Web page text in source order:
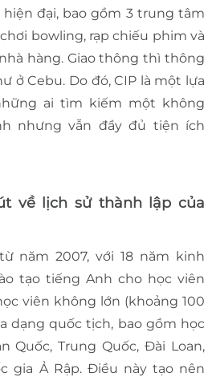
đại, bao gồm 3 trung tâm
bowling, rạp chiếu phim và
hàng. Giao thông thì thông
ở Cebu. Do đó, CIP là một lựa
ai tìm kiếm một không
nhưng vẫn đầy đủ tiện ích
về lịch sử thành lập của
năm 2007, với 18 năm kinh
tạo tiếng Anh cho học viên
viên không lớn (khoảng 100
dạng quốc tịch, bao gồm học
Quốc, Trung Quốc, Đài Loan,
gia Ả Rập. Điều này tạo nên